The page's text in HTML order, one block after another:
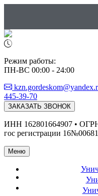
Режим работы:
ПН-ВС 00:00 - 24:00
445-39-70
ЗАКАЗАТЬ ЗВОНОК
ИНН 162801664907 • ОГРН
гос регистрации
Меню